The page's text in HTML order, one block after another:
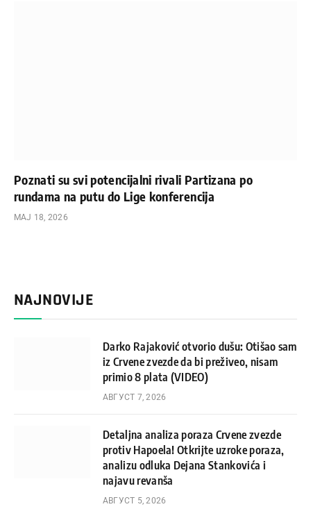
Poznati su svi potencijalni rivali Partizana po
rundama na putu do Lige konferencija
МАЈ 18, 2026
NAJNOVIJE
Darko Rajaković otvorio dušu: Otišao sam
iz Crvene zvezde da bi preživeo, nisam
primio 8 plata (VIDEO)
АВГУСТ 7, 2026
Detaljna analiza poraza Crvene zvezde
protiv Hapoela! Otkrijte uzroke poraza,
analizu odluka Dejana Stankovića i
najavu revanša
АВГУСТ 5, 2026